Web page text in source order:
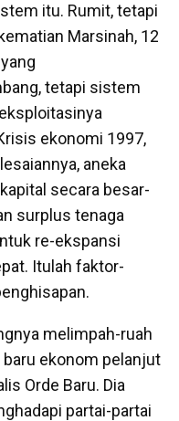
itu. Rumit, tetapi
Marsinah, 12
tetapi sistem
ekonomi 1997,
aneka
secara besar-
surplus tenaga
re-ekspansi
Itulah faktor-
melimpah-ruah
baru ekonom pelanjut
Orde Baru. Dia
partai-partai